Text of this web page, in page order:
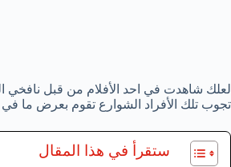
لعلك شاهدت في احد الأفلام من قبل نافخي
تجوب تلك الأفراد الشوارع تقوم بعرض ما
ستقرأ في هذا المقال